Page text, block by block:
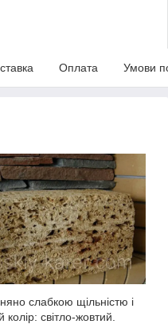
Оплата Умови
У КИЇ
слабкою щільністю і
світло-жовтий.